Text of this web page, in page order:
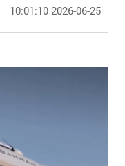
2026-06-25 10:01:10